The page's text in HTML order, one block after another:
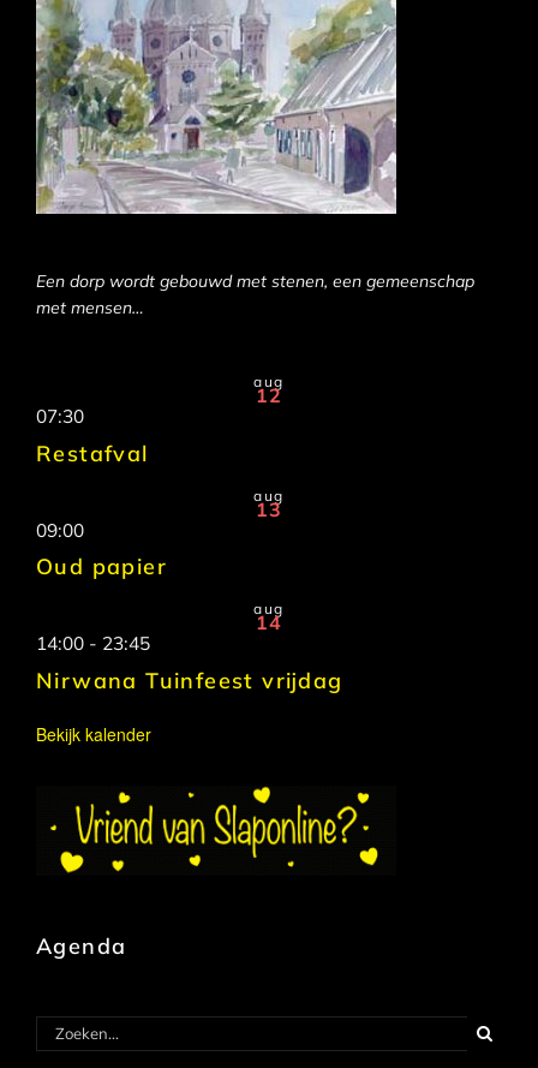
Een dorp wordt gebouwd met stenen, een gemeenschap
met mensen…
aug
12
07:30
Restafval
aug
13
09:00
Oud papier
aug
14
14:00 - 23:45
Nirwana Tuinfeest vrijdag
Bekijk kalender
Agenda
Zoeken
naar: